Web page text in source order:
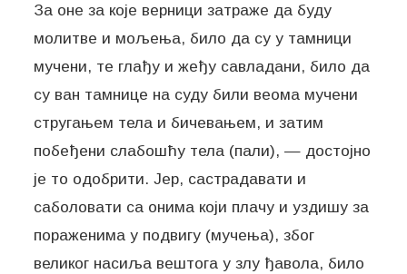
За оне за које верници затраже да буду
молитве и мољења, било да су у тамници
мучени, те глађу и жеђу савладани, било да
су ван тамнице на суду били веома мучени
стругањем тела и бичевањем, и затим
побеђени слабошћу тела (пали), — достојно
је то одобрити. Јер, састрадавати и
саболовати са онима који плачу и уздишу за
пораженима у подвигу (мучења), због
великог насиља вештога у злу ђавола, било